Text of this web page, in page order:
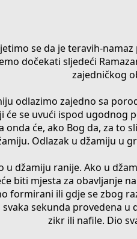
se da je teravih-
dočekati sljedeći
zajedničkog
odlazimo zajedno sa
će se uvući ispod ugodnog
onda će, ako Bog da, za to
Odlazak u džamiju u
u džamiju ranije. Ako u
biti mjesta za obavljanje
formirani ili gdje se zbog
svaka sekunda provedena
zikr ili nafile. Dio